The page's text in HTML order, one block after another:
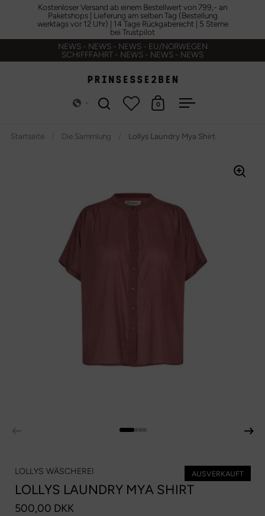
Zum Inhalt springen
Kostenloser Versand ab einem Bestellwert von 799,- an
Paketshops | Lieferung am selben Tag (Bestellung
werktags vor 12 Uhr) | 14 Tage Rückgaberecht | 5 Sterne
bei Trustpilot
NEWS - NEWS - NEWS - EU/NORWEGEN
SCHIFFFAHRT - NEWS - NEWS - NEWS
Suche öffnenWarenkorb öffnen
0 Menü öffnen
Startseite / Die Sammlung / Lollys Laundry Mya Shirt
LOLLYS WÄSCHEREI
LOLLYS LAUNDRY MYA SHIRT
AUSVERKAUFT
500,00 DKK